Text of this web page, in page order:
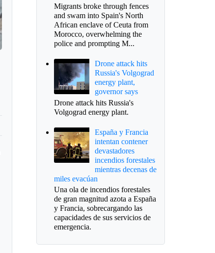
Migrants broke through fences
and swam into Spain's North
African enclave of Ceuta from
Morocco, overwhelming the
police and prompting M...
Drone attack hits
Russia's Volgograd
energy plant,
governor says
Drone attack hits Russia's
Volgograd energy plant.
España y Francia
intentan contener
devastadores
incendios forestales
mientras decenas de
miles evacúan
Una ola de incendios forestales
de gran magnitud azota a España
y Francia, sobrecargando las
capacidades de sus servicios de
emergencia.